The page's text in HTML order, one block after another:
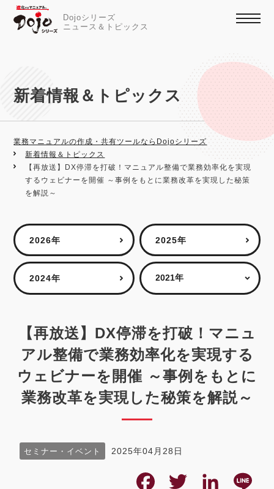
Dojoシリーズ
ニュース＆トピックス
新着情報＆トピックス
業務マニュアルの作成・共有ツールならDojoシリーズ
新着情報＆トピックス
【再放送】DX停滞を打破！マニュアル整備で業務効率化を実現
するウェビナーを開催 ～事例をもとに業務改革を実現した秘策
を解説～
2026年 2025年
2024年
【再放送】DX停滞を打破！マニュ
アル整備で業務効率化を実現する
ウェビナーを開催 ～事例をもとに
業務改革を実現した秘策を解説～
セミナー・イベント 2025年04月28日